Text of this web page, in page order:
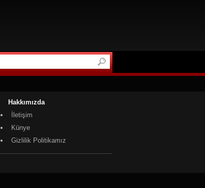
Hakkımızda
İletişim
Künye
Gizlilik Politikamız